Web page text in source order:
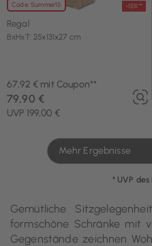
Code: Summer15 -15%**
Regal
BxHxT: 25x131x27 cm
67,92 € mit Coupon**
UVP 199,00 €
79,90 €
Mehr Ergebnisse
* UVP
Gemütliche
formschöne Schränke mit
Gegenstände zeichnen